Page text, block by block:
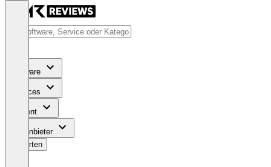
Software
Services
Content
Für Anbieter
Bewerten